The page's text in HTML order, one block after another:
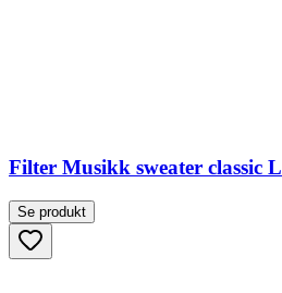
Filter Musikk sweater classic L
Se produkt